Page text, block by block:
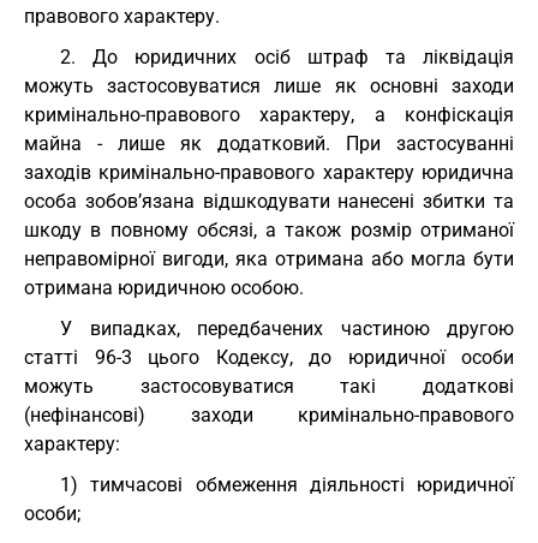
правового характеру.
2. До юридичних осіб штраф та ліквідація
можуть застосовуватися лише як основні заходи
кримінально-правового характеру, а конфіскація
майна - лише як додатковий. При застосуванні
заходів кримінально-правового характеру юридична
особа зобов’язана відшкодувати нанесені збитки та
шкоду в повному обсязі, а також розмір отриманої
неправомірної вигоди, яка отримана або могла бути
отримана юридичною особою.
У випадках, передбачених частиною другою
статті 96-3 цього Кодексу, до юридичної особи
можуть застосовуватися такі додаткові
(нефінансові) заходи кримінально-правового
характеру:
1) тимчасові обмеження діяльності юридичної
особи;